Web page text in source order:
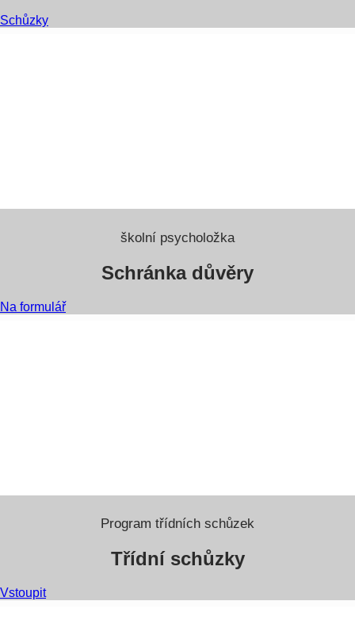
Schůzky
školní psycholožka
Schránka důvěry
Na formulář
Program třídních schůzek
Třídní schůzky
Vstoupit